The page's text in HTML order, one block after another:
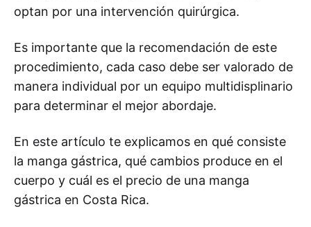
optan por una intervención quirúrgica.
Es importante que la recomendación de este
procedimiento, cada caso debe ser valorado de
manera individual por un equipo multidisplinario
para determinar el mejor abordaje.
En este artículo te explicamos en qué consiste
la manga gástrica, qué cambios produce en el
cuerpo y cuál es el precio de una manga
gástrica en Costa Rica.